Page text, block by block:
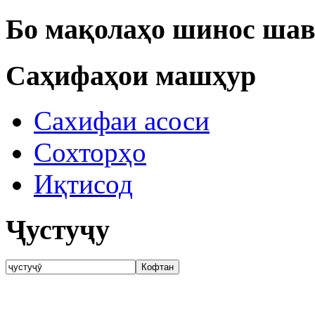
Бо мақолаҳо шинос
Саҳифаҳои машҳур
Сахифаи асоси
Сохторҳо
Иқтисод
Ҷустуҷу